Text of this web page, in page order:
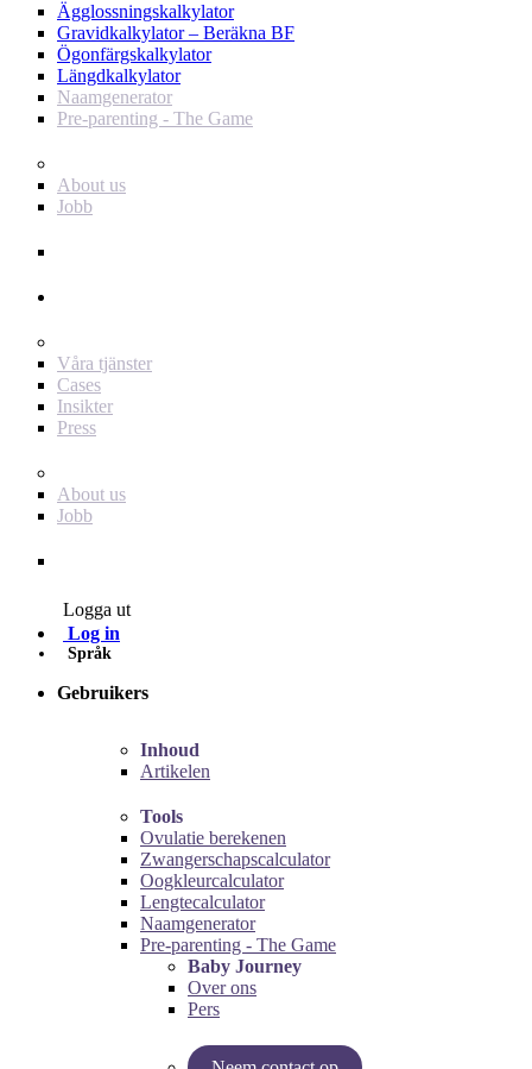
Ägglossningskalkylator
Gravidkalkylator – Beräkna BF
Ögonfärgskalkylator
Längdkalkylator
Naamgenerator
Pre-parenting - The Game
About us
Jobb
Våra tjänster
Cases
Insikter
Press
About us
Jobb
Logga ut
Log in
Språk
Gebruikers
Inhoud
Artikelen
Tools
Ovulatie berekenen
Zwangerschapscalculator
Oogkleurcalculator
Lengtecalculator
Naamgenerator
Pre-parenting - The Game
Baby Journey
Over ons
Pers